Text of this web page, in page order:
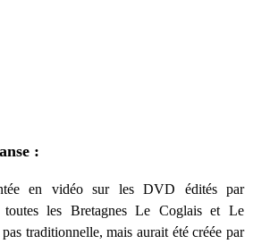
:
en vidéo sur les DVD édités par
toutes les Bretagnes Le Coglais et Le
traditionnelle, mais aurait été créée par